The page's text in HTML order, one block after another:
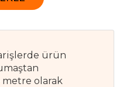
ürün
olarak